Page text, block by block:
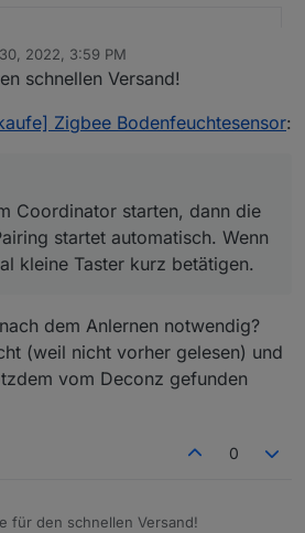
(ab 2 Stück 23.00€), Anfragen über
Nachricht oder Telegramm:
t.me/Zigbee1
Helligkeit, kein Temperaturmessung "
2022, 3:59 PM
schnellen Versand!
Zigbee Bodenfeuchtesensor:
Coordinator starten, dann die
startet automatisch. Wenn
kleine Taster kurz betätigen.
dem Anlernen notwendig?
(weil nicht vorher gelesen) und
vom Deconz gefunden
0
für den schnellen Versand!